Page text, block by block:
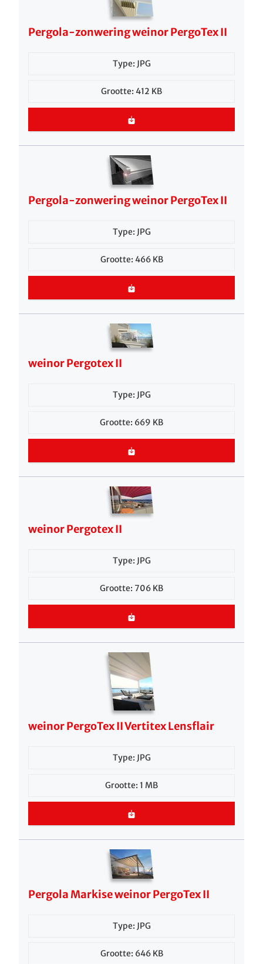
Pergola-zonwering weinor PergoTex II
Type: JPG
Grootte: 412 KB
Pergola-zonwering weinor PergoTex II
Type: JPG
Grootte: 466 KB
weinor Pergotex II
Type: JPG
Grootte: 669 KB
weinor Pergotex II
Type: JPG
Grootte: 706 KB
weinor PergoTex II Vertitex Lensflair
Type: JPG
Grootte: 1 MB
Pergola Markise weinor PergoTex II
Type: JPG
Grootte: 646 KB